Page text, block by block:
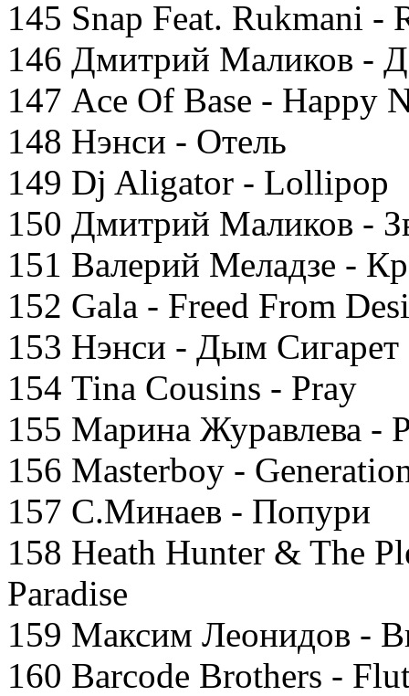
145 Snap Feat. Rukmani -
146 Дмитрий Маликов -
147 Ace Of Base - Happy
148 Нэнси - Отель
149 Dj Aligator - Lollipop
150 Дмитрий Маликов -
151 Валерий Меладзе -
152 Gala - Freed From
153 Нэнси - Дым
154 Tina Cousins - Pray
155 Марина Журавлева -
156 Masterboy -
157 С.Минаев - Попури
158 Heath Hunter & The
Paradise
159 Максим Леонидов -
160 Barcode Brothers -